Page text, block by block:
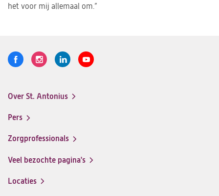
het voor mij allemaal om.”
Volg
Logo
een
ziekenhuis
op
Logo
een
op
Logo
een
op
Logo
menu
Over St. Antonius
Pers
Zorgprofessionals
Veel bezochte pagina's
Locaties